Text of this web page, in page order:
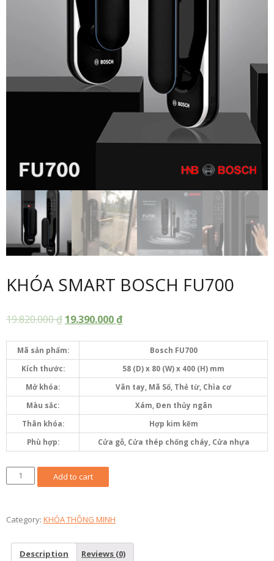
KHÓA SMART BOSCH FU700
19.820.000₫ 19.390.000₫
Mã sản phẩm:
Bosch FU700
Kích thước:
58 (D) x 80 (W) x 400 (H) mm
Mở khóa:
Vân tay, Mã Số, Thẻ từ, Chìa cơ
Màu sắc:
Xám, Đen thủy ngân
Thân khóa:
Hợp kim kẽm
Phù hợp:
Cửa gỗ, Cửa thép chống cháy, Cửa nhựa
KHÓA
SMART
FU700
Add to cart
Category: KHÓA THÔNG MINH
Description Reviews (0)